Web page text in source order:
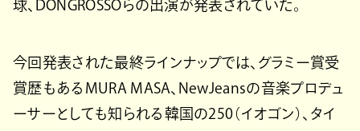
球、DONGROSSOらの出演が発表されていた。
今回発表された最終ラインナップでは、グラミー賞受
賞歴もあるMURA MASA、NewJeansの音楽プロデュ
ーサーとしても知られる韓国の250（イオゴン）、タイ